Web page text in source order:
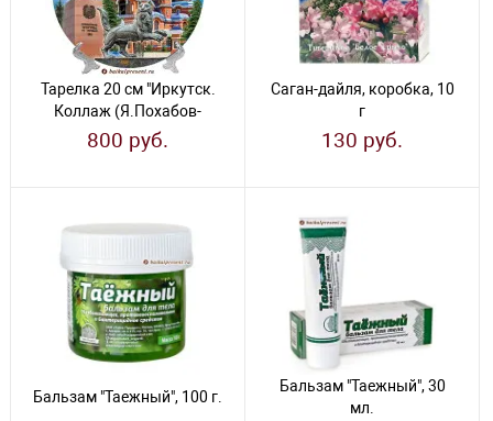
Тарелка 20 см "Иркутск.
Коллаж (Я.Похабов-
Церковь-Бабр)"
800 руб.
Саган-дайля, коробка, 10
г
130 руб.
Бальзам "Таежный", 100 г.
Бальзам "Таежный", 30
мл.